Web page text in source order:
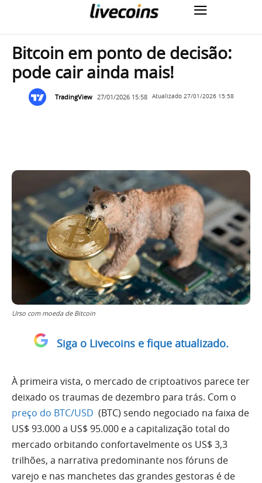
Bitcoin em ponto de decisão:
pode cair ainda mais!
TradingView 27/01/2026 15:58 Atualizado 27/01/2026 15:58
Urso com moeda de Bitcoin
Siga o Livecoins e fique atualizado.
À primeira vista, o mercado de criptoativos parece ter
deixado os traumas de dezembro para trás. Com o
preço do BTC/USD (BTC) sendo negociado na faixa de
US$ 93.000 a US$ 95.000 e a capitalização total do
mercado orbitando confortavelmente os US$ 3,3
trilhões, a narrativa predominante nos fóruns de
varejo e nas manchetes das grandes gestoras é de